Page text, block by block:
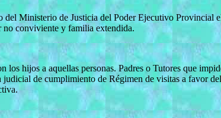
del Ministerio de Justicia del Poder Ejecutivo Provincial
conviviente y familia extendida.
hijos a aquellas personas. Padres o Tutores que
de cumplimiento de Régimen de visitas a favor